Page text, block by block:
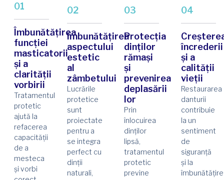
01
Îmbunătățirea
funcției
masticatorii
și a
clarității
vorbirii
Tratamentul
protetic
ajută la
refacerea
capacității
de a
mesteca
și vorbi
02
Îmbunătățirea
aspectului
estetic
al
zâmbetului
Lucrările
protetice
sunt
proiectate
pentru a
se integra
perfect cu
dinții
naturali,
03
Protecția
dinților
rămași
și
prevenirea
deplasării
lor
Prin
înlocuirea
dinților
lipsă,
tratamentul
protetic
previne
04
încrederii
și a
calității
vieții
Restaurarea
danturii
contribuie
la un
sentiment
de
siguranță
și la